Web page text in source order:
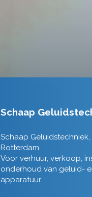
Schaap
Schaap
Rotterdam.
Voor verhuur, verkoop,
onderhoud van geluid-
apparatuur.